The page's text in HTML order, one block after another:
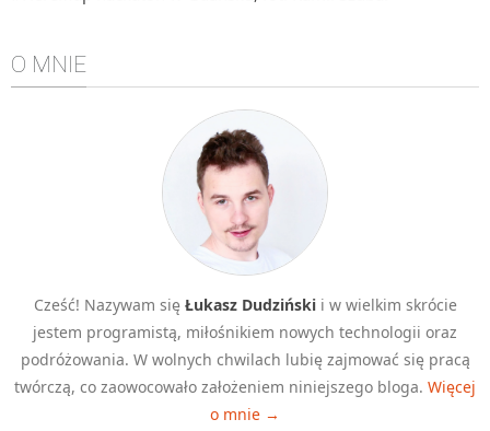
WordPress
MOBILE
Android
KONTROLA WERSJI
Git
BAZY
SQL
MySQL
TESTOWANIE
SIECI
O MNIE
Cześć! Nazywam się Łukasz Dudzińskii w wielkim skrócie
jestem programistą, miłośnikiem nowych technologii oraz
podróżowania. W wolnych chwilach lubię zajmować się pracą
twórczą, co zaowocowało założeniem niniejszego bloga. Więcej
o mnie →